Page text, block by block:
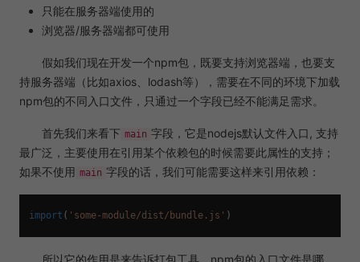
只能在服务器端使用的
浏览器/服务器端都可使用
假如我们现在开发一个npm包，既要支持浏览器端，也要支
持服务器端（比如axios、lodash等），需要在不同的环境下加载
npm包的不同入口文件，只通过一个字段已经不能满足需求。
首先我们来看下 main 字段，它是nodejs默认文件入口, 支持
最广泛，主要使用在引用某个依赖包的时候需要此属性的支持；
如果不使用 main 字段的话，我们可能需要这样来引用依赖：
import ( 'some-module/dist/bundle.js'